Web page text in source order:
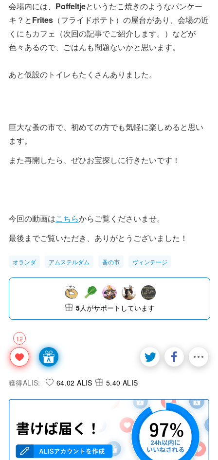
会場内には、 Poffeltjeというたこ焼きのようなパンケー
キ？とFrites （フライドポテト）の屋台があり、会場の近
くにもカフェ（次回の記事でご紹介します。）などが
色々あるので、ごはんも問題ないかと思います。
あと仮設のトイレもたくさんありました。
巨大な蚤の市で、初めての方でも気軽に楽しめると思い
ます。
また再開したら、ぜひお宝探しに行きたいです！
今回の動画はこちらからご覧くださいませ。
最後までご覧いただき、ありがとうございました！
オランダ アムステルダム 蚤の市 ヴィンテージ
12
5人がサポートしています
獲得ALIS: 64.02 ALIS 5.40 ALIS